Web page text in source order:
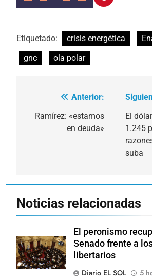
Etiquetado: crisis energética
gnc
ola polar
Navegación
de
Anterior:
Ramírez: «estamos
en deuda»
El
1.245
suba
Noticias relacionadas
El peronismo
Senado frente a
libertarios
Diario EL SOL
5